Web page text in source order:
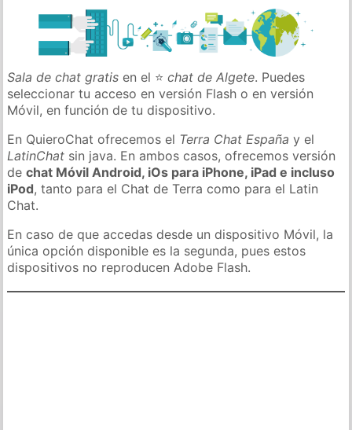
Sala de chat gratis en el ⭐chat de Algete. Puedes
seleccionar tu acceso en versión Flash o en versión
Móvil, en función de tu dispositivo.
En QuieroChat ofrecemos el Terra Chat España y el
LatinChat sin java. En ambos casos, ofrecemos versión
dechat Móvil Android, iOs para iPhone, iPad e incluso
iPod, tanto para el Chat de Terra como para el Latin
Chat.
En caso de que accedas desde un dispositivo Móvil, la
única opción disponible es la segunda, pues estos
dispositivos no reproducen Adobe Flash.